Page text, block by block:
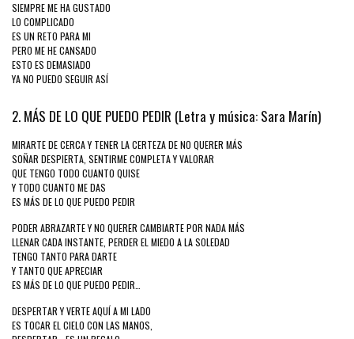
SIEMPRE ME HA GUSTADO
LO COMPLICADO
ES UN RETO PARA MI
PERO ME HE CANSADO
ESTO ES DEMASIADO
YA NO PUEDO SEGUIR ASÍ
2. MÁS DE LO QUE PUEDO PEDIR (Letra y música: Sara Marín)
MIRARTE DE CERCA Y TENER LA CERTEZA DE NO QUERER MÁS
SOÑAR DESPIERTA, SENTIRME COMPLETA Y VALORAR
QUE TENGO TODO CUANTO QUISE
Y TODO CUANTO ME DAS
ES MÁS DE LO QUE PUEDO PEDIR
PODER ABRAZARTE Y NO QUERER CAMBIARTE POR NADA MÁS
LLENAR CADA INSTANTE, PERDER EL MIEDO A LA SOLEDAD
TENGO TANTO PARA DARTE
Y TANTO QUE APRECIAR
ES MÁS DE LO QUE PUEDO PEDIR…
DESPERTAR Y VERTE AQUÍ A MI LADO
ES TOCAR EL CIELO CON LAS MANOS,